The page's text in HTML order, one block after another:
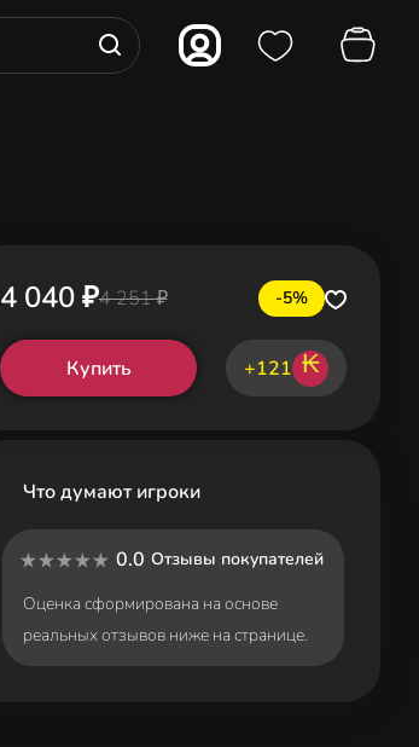
4 040 ₽4 251 ₽ -5%
Купить +121 ₭
Что думают игроки
0.0 Отзывы покупателей
Оценка сформирована на основе
реальных отзывов ниже на странице.